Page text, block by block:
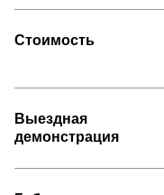
Стоимость
Выездная
демонстрация